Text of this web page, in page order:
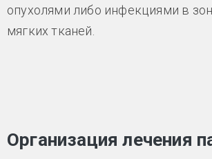
опухолями либо инфекциями в
мягких тканей.
Организация лечения